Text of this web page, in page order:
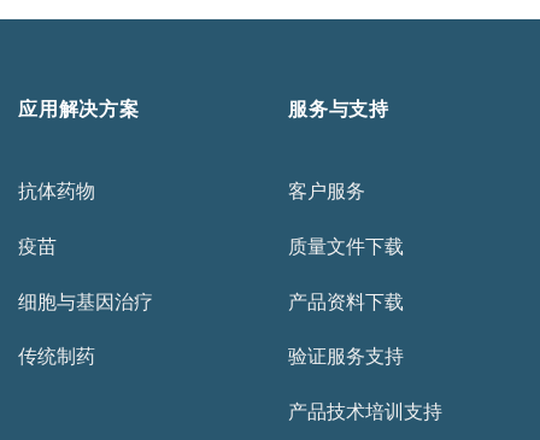
应用解决方案
抗体药物
疫苗
细胞与基因治疗
传统制药
服务与支持
客户服务
质量文件下载
产品资料下载
验证服务支持
产品技术培训支持